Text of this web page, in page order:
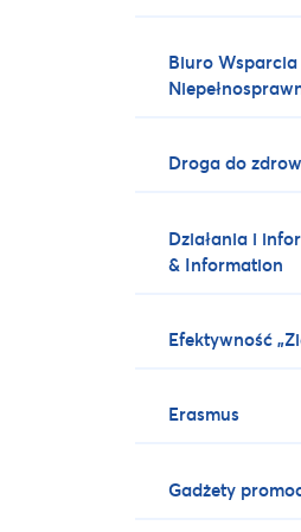
Biuro Wsparcia
Droga do
Działania i
& Information
Efektywność
Erasmus
Gadżety